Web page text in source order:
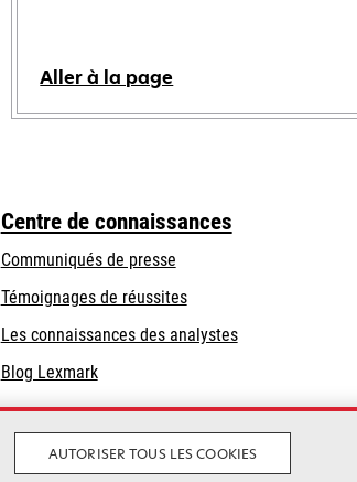
Aller à la page
Centre de connaissances
Communiqués de presse
Témoignages de réussites
Les connaissances des analystes
Blog Lexmark
AUTORISER TOUS LES COOKIES